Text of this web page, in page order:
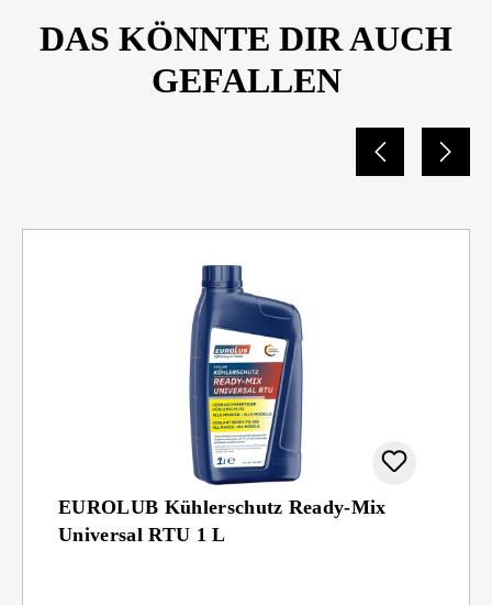
DAS KÖNNTE DIR AUCH
GEFALLEN
EUROLUB Kühlerschutz Ready-Mix
Universal RTU 1 L